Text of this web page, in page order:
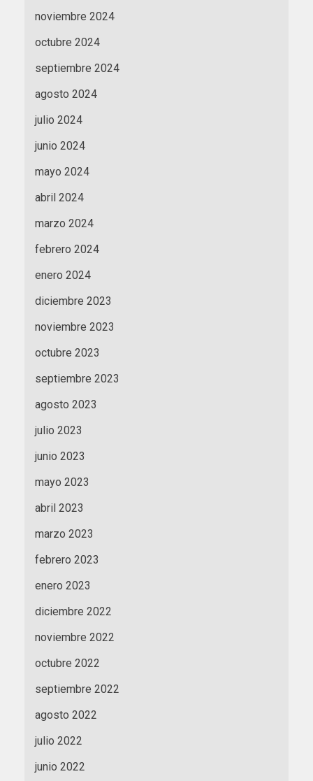
noviembre 2024
octubre 2024
septiembre 2024
agosto 2024
julio 2024
junio 2024
mayo 2024
abril 2024
marzo 2024
febrero 2024
enero 2024
diciembre 2023
noviembre 2023
octubre 2023
septiembre 2023
agosto 2023
julio 2023
junio 2023
mayo 2023
abril 2023
marzo 2023
febrero 2023
enero 2023
diciembre 2022
noviembre 2022
octubre 2022
septiembre 2022
agosto 2022
julio 2022
junio 2022